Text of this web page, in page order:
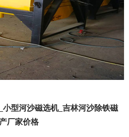
型河沙磁选机_吉林河沙除铁磁
厂家价格